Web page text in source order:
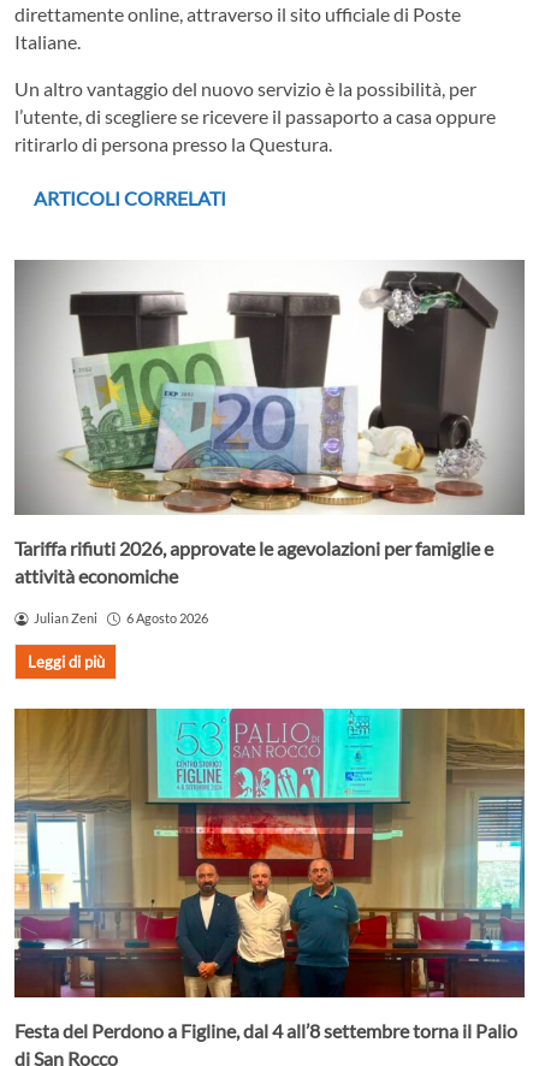
direttamente online, attraverso il sito ufficiale di Poste
Italiane.
Un altro vantaggio del nuovo servizio è la possibilità, per
l’utente, di scegliere se ricevere il passaporto a casa oppure
ritirarlo di persona presso la Questura.
ARTICOLI CORRELATI
Tariffa rifiuti 2026, approvate le agevolazioni per famiglie e
attività economiche
Julian Zeni 6 Agosto 2026
Leggi di più
Festa del Perdono a Figline, dal 4 all’8 settembre torna il Palio
di San Rocco